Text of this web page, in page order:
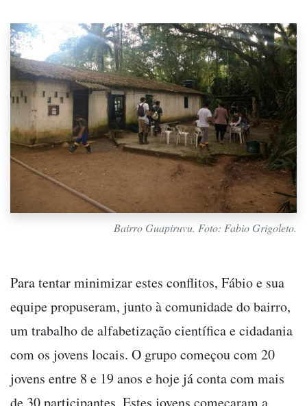
Bairro Guapiruvu. Foto: Fabio Grigoleto.
Para tentar minimizar estes conflitos, Fábio e sua
equipe propuseram, junto à comunidade do bairro,
um trabalho de alfabetização científica e cidadania
com os jovens locais. O grupo começou com 20
jovens entre 8 e 19 anos e hoje já conta com mais
de 30 participantes. Estes jovens começaram a